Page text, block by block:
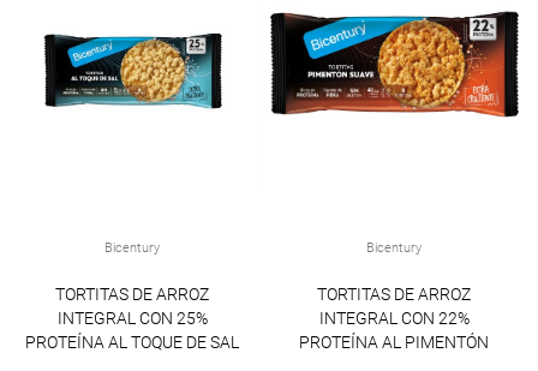
Bicentury
TORTITAS DE ARROZ
INTEGRAL CON 25%
PROTEÍNA AL TOQUE DE SAL
Bicentury
TORTITAS DE ARROZ
INTEGRAL CON 22%
PROTEÍNA AL PIMENTÓN